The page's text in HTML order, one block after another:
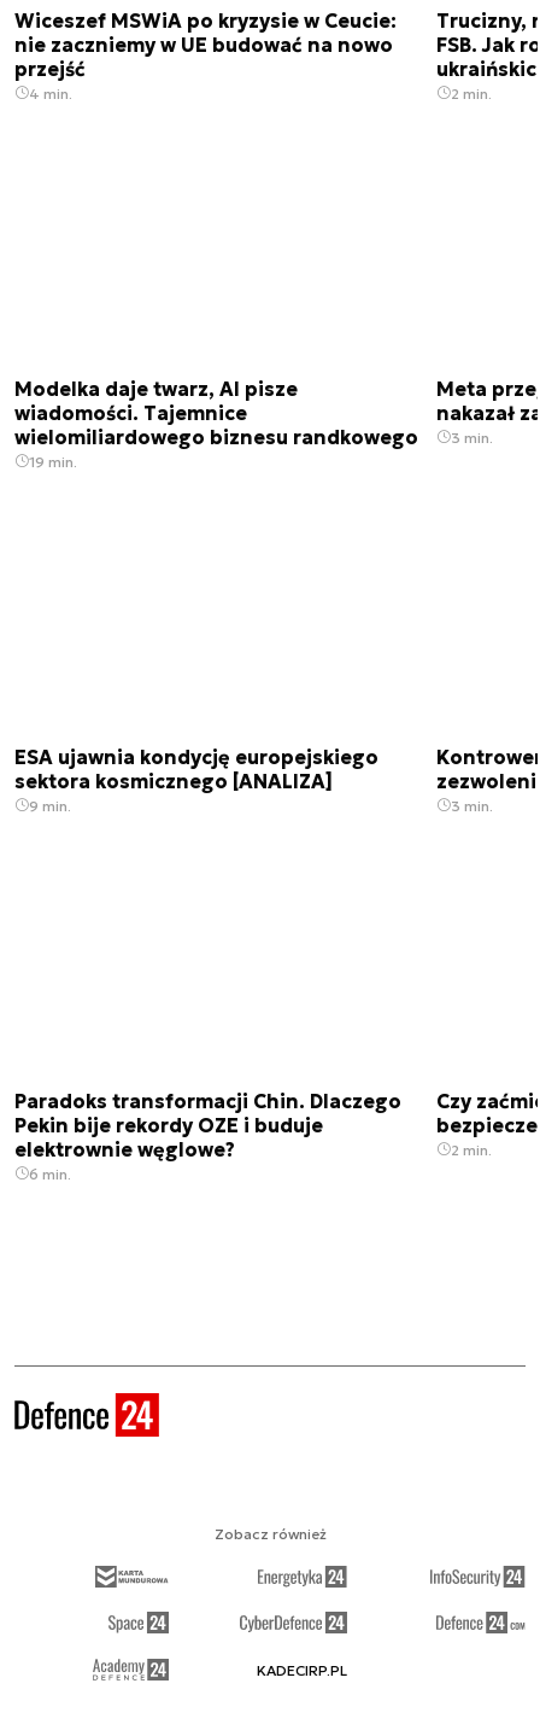
Wiceszef MSWiA po kryzysie w Ceucie:
nie zaczniemy w UE budować na nowo
przejść
4 min.
Trucizny,
FSB. Jak
2 min.
Modelka daje twarz, AI pisze
wiadomości. Tajemnice
wielomiliardowego biznesu randkowego
19 min.
Meta
nakazał
3 min.
ESA ujawnia kondycję europejskiego
sektora kosmicznego [ANALIZA]
9 min. 3 min.
Paradoks transformacji Chin. Dlaczego
Pekin bije rekordy OZE i buduje
elektrownie węglowe?
6 min.
Czy
2 min.
Zobacz również
KADECIRP.PL